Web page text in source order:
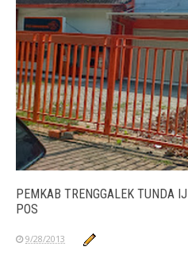
PEMKAB TRENGGALEK TUNDA
POS
9/28/2013